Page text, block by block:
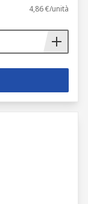
4,86 €/unità